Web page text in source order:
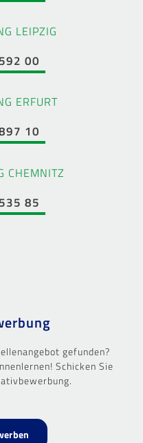
LEIPZIG
00
ERFURT
10
CHEMNITZ
85
gefunden?
Schicken Sie